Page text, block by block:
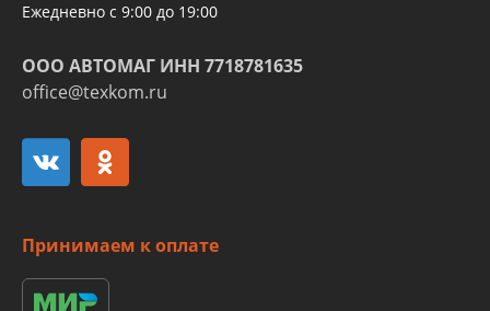
Ежедневно с 9:00 до 19:00
ООО АВТОМАГ ИНН 7718781635
office@texkom.ru
Принимаем к оплате